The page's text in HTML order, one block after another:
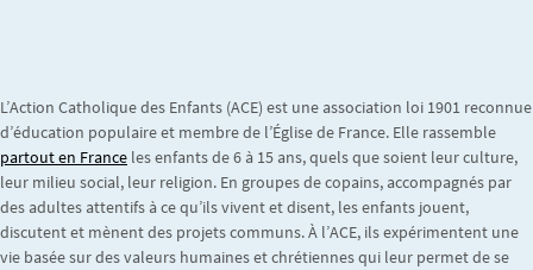
L’Action Catholique des Enfants (ACE) est une association loi 1901 reconnue
d’éducation populaire et membre de l’Église de France. Elle rassemble
partout en France les enfants de 6 à 15 ans, quels que soient leur culture,
leur milieu social, leur religion. En groupes de copains, accompagnés par
des adultes attentifs à ce qu’ils vivent et disent, les enfants jouent,
discutent et mènent des projets communs. À l’ACE, ils expérimentent une
vie basée sur des valeurs humaines et chrétiennes qui leur permet de se